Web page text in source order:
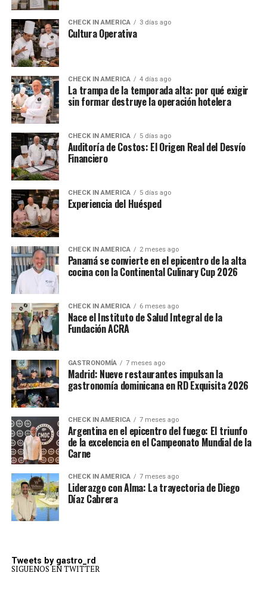
CHECK IN AMERICA 3 días ago
Cultura Operativa
CHECK IN AMERICA 4 días ago
La trampa de la temporada alta: por qué exigir
sin formar destruye la operación hotelera
CHECK IN AMERICA 5 días ago
Auditoría de Costos: El Origen Real del Desvío
Financiero
CHECK IN AMERICA 5 días ago
Experiencia del Huésped
CHECK IN AMERICA 2 meses ago
Panamá se convierte en el epicentro de la alta
cocina con la Continental Culinary Cup 2026
CHECK IN AMERICA 6 meses ago
Nace el Instituto de Salud Integral de la
Fundación ACRA
GASTRONOMÍA 7 meses ago
Madrid: Nueve restaurantes impulsan la
gastronomía dominicana en RD Exquisita 2026
CHECK IN AMERICA 7 meses ago
Argentina en el epicentro del fuego: El triunfo
de la excelencia en el Campeonato Mundial de la
Carne
CHECK IN AMERICA 7 meses ago
Liderazgo con Alma: La trayectoria de Diego
Díaz Cabrera
Tweets by gastro_rd
SIGUENOS EN TWITTER